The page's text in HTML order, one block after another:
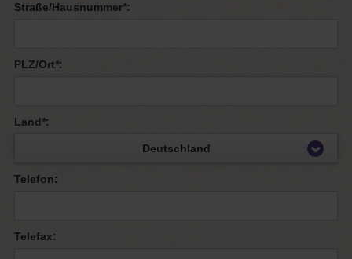
Straße/Hausnummer*:
PLZ/Ort*:
Land*:
Telefon:
Telefax: